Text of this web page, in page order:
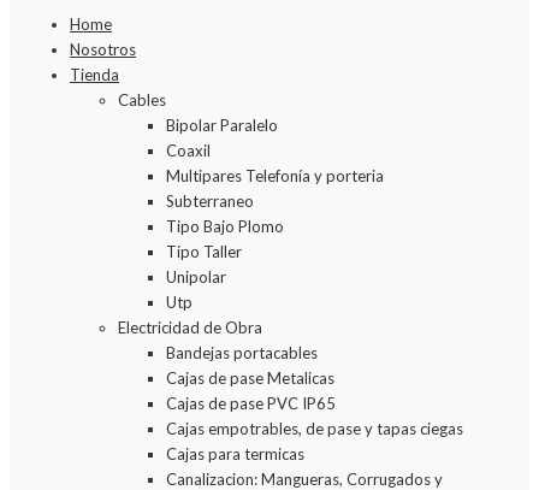
Home
Nosotros
Tienda
Cables
Bipolar Paralelo
Coaxil
Multipares Telefonía y porteria
Subterraneo
Tipo Bajo Plomo
Tipo Taller
Unipolar
Utp
Electricidad de Obra
Bandejas portacables
Cajas de pase Metalicas
Cajas de pase PVC IP65
Cajas empotrables, de pase y tapas ciegas
Cajas para termicas
Canalizacion: Mangueras, Corrugados y